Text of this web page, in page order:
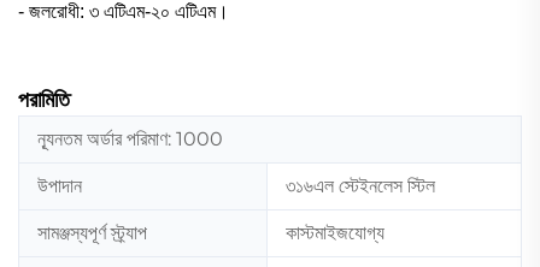
- জলরোধী: ৩ এটিএম-২০ এটিএম।
পরামিতি
ন্যূনতম অর্ডার পরিমাণ: 1000
উপাদান ৩১৬এল স্টেইনলেস স্টিল
সামঞ্জস্যপূর্ণ স্ট্র্যাপ কাস্টমাইজযোগ্য